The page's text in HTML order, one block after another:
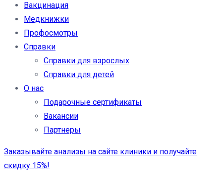
Вакцинация
Медкнижки
Профосмотры
Справки
Справки для взрослых
Справки для детей
О нас
Подарочные сертификаты
Вакансии
Партнеры
Заказывайте анализы на сайте клиники и получайте
скидку 15%!